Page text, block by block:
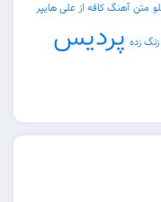
متن آهنگ کافه از علی هایپر
زده پردیس